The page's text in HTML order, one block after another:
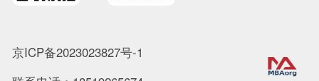
京ICP备2023023827号-1